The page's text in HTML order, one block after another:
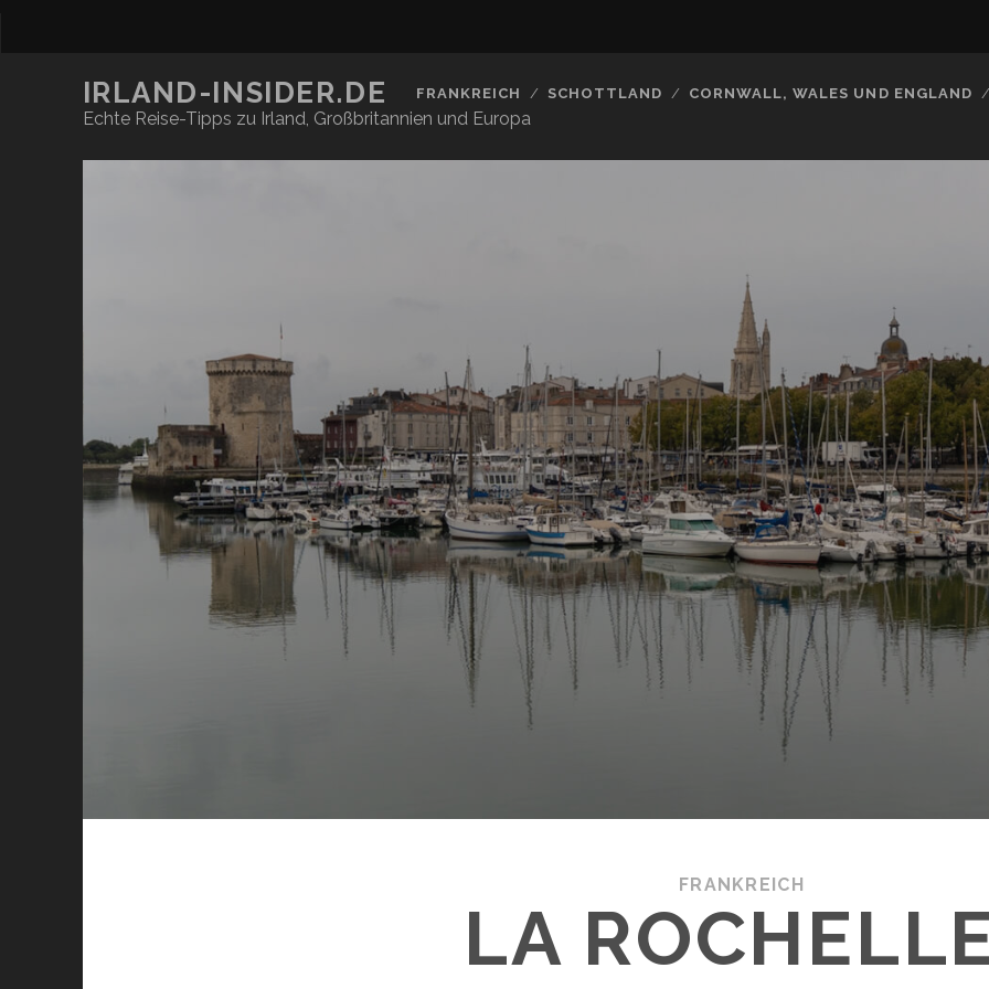
IRLAND-INSIDER.DE
Echte Reise-Tipps zu Irland, Großbritannien und Europa
FRANKREICH SCHOTTLAND CORNWALL, WALES UND ENGLAND
FRANKREICH
LA